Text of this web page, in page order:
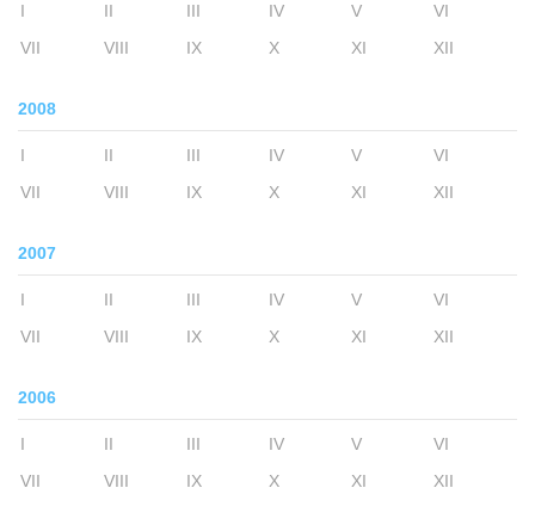
I II III IV V
VI
VII
VIII IX X XI XII
2008
I II III IV V
VI
VII
VIII IX X XI XII
2007
I II III IV V
VI
VII
VIII IX X XI XII
2006
I II III IV V
VI
VII
VIII IX X XI XII